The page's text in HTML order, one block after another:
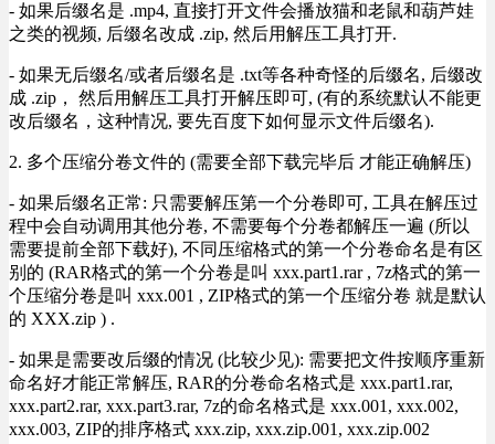
- 如果后缀名是 .mp4, 直接打开文件会播放猫和老鼠和葫芦娃
之类的视频, 后缀名改成 .zip, 然后用解压工具打开.
- 如果无后缀名/或者后缀名是 .txt等各种奇怪的后缀名, 后缀改
成 .zip， 然后用解压工具打开解压即可, (有的系统默认不能更
改后缀名，这种情况, 要先百度下如何显示文件后缀名).
2. 多个压缩分卷文件的 (需要全部下载完毕后 才能正确解压)
- 如果后缀名正常: 只需要解压第一个分卷即可, 工具在解压过
程中会自动调用其他分卷, 不需要每个分卷都解压一遍 (所以
需要提前全部下载好), 不同压缩格式的第一个分卷命名是有区
别的 (RAR格式的第一个分卷是叫 xxx.part1.rar , 7z格式的第一
个压缩分卷是叫 xxx.001 , ZIP格式的第一个压缩分卷 就是默认
的 XXX.zip ) .
- 如果是需要改后缀的情况 (比较少见): 需要把文件按顺序重新
命名好才能正常解压, RAR的分卷命名格式是 xxx.part1.rar,
xxx.part2.rar, xxx.part3.rar, 7z的命名格式是 xxx.001, xxx.002,
xxx.003, ZIP的排序格式 xxx.zip, xxx.zip.001, xxx.zip.002